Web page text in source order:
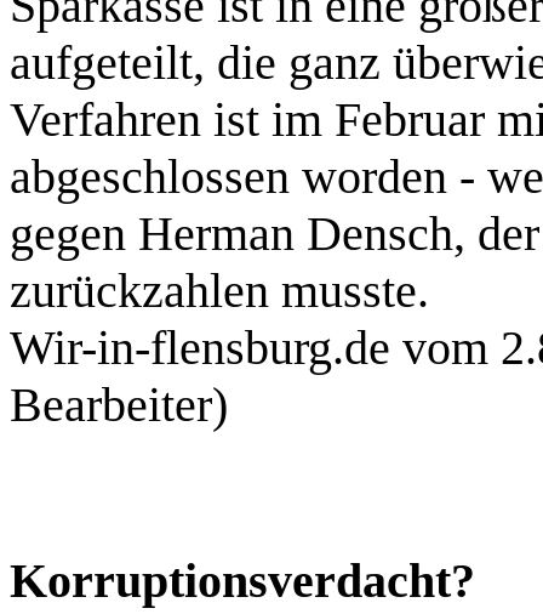
aufgeteilt, die ganz
Verfahren ist im Februar
abgeschlossen worden -
gegen Herman Densch,
zurückzahlen musste.
Wir-in-flensburg.de vom
Bearbeiter)
Korruptionsverdacht?